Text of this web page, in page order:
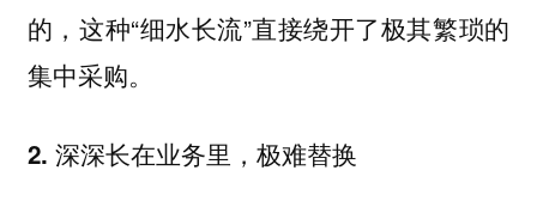
的，这种“细水长流”直接绕开了极其繁琐的
集中采购。
2. 深深长在业务里，极难替换